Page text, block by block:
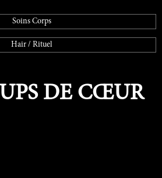
Soins Corps
Hair / Rituel
DE CŒUR